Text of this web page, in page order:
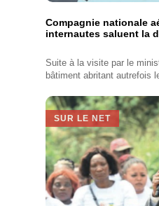
Compagnie nationale
internautes saluent la
Suite à la visite par le
bâtiment abritant autrefois
SUR LE NET